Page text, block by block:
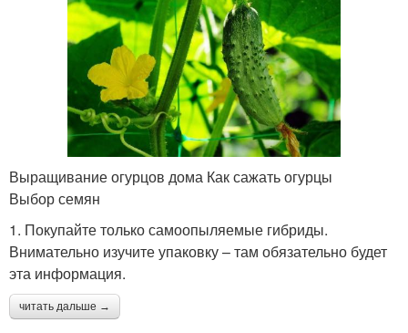
Выращивание огурцов дома Как сажать огурцы
Выбор семян
1. Покупайте только самоопыляемые гибриды.
Внимательно изучите упаковку – там обязательно будет
эта информация.
читать дальше →